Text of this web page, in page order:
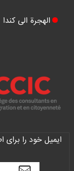
الهجرة الی کندا
ایمیل خود را برای